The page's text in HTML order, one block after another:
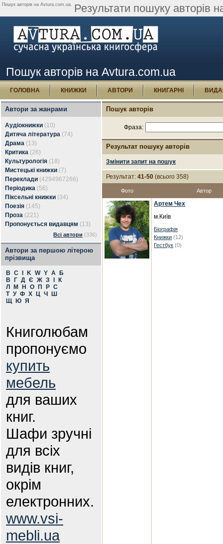
Пошук авторів на Avtura.com.ua. Результати пошуку авторів
Пошук авторів на Avtura.com.ua
ГОЛОВНА КНИЖКИ АВТОРИ КНИГАРНІ
Автори за жанрами
Аудіокнижки (10)
Дитяча література (74)
Драма (13)
Критика (26)
Культурологія (18)
Мистецькі книжки (7)
Переклади (4294967266)
Періодика (56)
Піксельні книжки (34)
Поезія (145)
Проза (221)
Пропонується видавцям (13)
Всі автори (336)
Автори за першою літерою
прізвища
B C K W Y А
Б
В
Г Д Є Ж З
К
Л
М Н О П Р С
Т У Ф Х Ц Ч
Ш
Щ
Ю Я
Книголюбам
пропонуємо
купить
мебель
для ваших
книг.
Шафи зручні
для всіх
видів книг,
окрім
електронних.
www.vsi-
mebli.ua
Пошук авторів
Фраза:
Результат пошуку авторів
Змінити запит на пошук
Результат: 41-50 (всього 358)
Фото Автор
Артем Чех
м.Київ
Біографія
Книжки (12)
Гестбук (0)